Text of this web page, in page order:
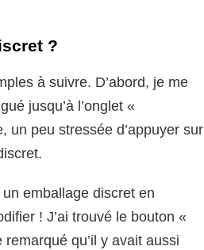
?
à suivre. D’abord, je me
jusqu’à l’onglet «
un peu stressée d’appuyer sur
emballage discret en
! J’ai trouvé le bouton «
qu’il y avait aussi